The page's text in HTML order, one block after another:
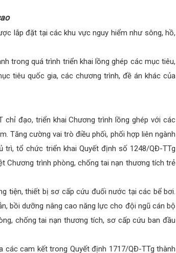
lắp đặt tại các khu vực nguy hiểm như sông, hồ,
trong quá trình triển khai lồng ghép các mục tiêu,
tiêu quốc gia, các chương trình, đề án khác của
đạo, triển khai Chương trình lồng ghép với các
Tăng cường vai trò điều phối, phối hợp liên ngành
tổ chức triển khai Quyết định số 1248/QĐ-TTg
Chương trình phòng, chống tai nạn thương tích trẻ
tiện, thiết bị sơ cấp cứu đuối nước tại các bể bơi.
bồi dưỡng nâng cao năng lực cho đội ngũ cán bộ
chống tai nạn thương tích, sơ cấp cứu ban đầu
các cam kết trong Quyết định 1717/QĐ-TTg thành